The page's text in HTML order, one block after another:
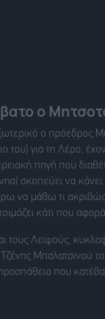
ο
ο πρόεδρος
του) για τη Λέρο,
πηγή που
σκοπεύει να κάνει
να μάθω τι
κάτι που αφορά
τους Λειψούς,
Μπαλατσινού
που